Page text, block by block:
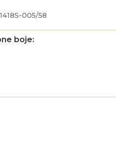
005/58
boje: